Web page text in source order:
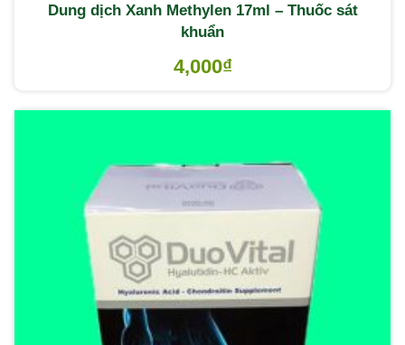
Dung dịch Xanh Methylen 17ml – Thuốc sát
khuẩn
4,000₫